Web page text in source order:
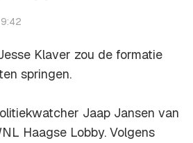
Klaver zou de formatie
springen.
Jaap Jansen van
Haagse Lobby. Volgens